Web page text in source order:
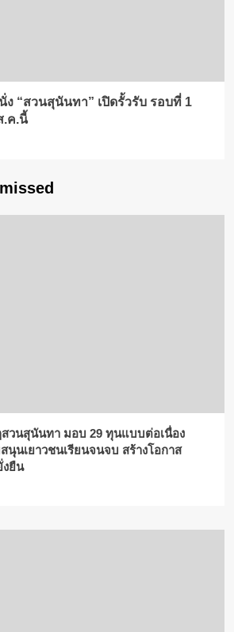
ง “สวนสุนันทา” เปิดรั้วรับ รอบที่ 1
.ค.นี้
วนสุนันทา มอบ 29 ทุนแบบต่อเนื่อง
นเยาวชนเรียนจนจบ สร้างโอกาส
งยืน